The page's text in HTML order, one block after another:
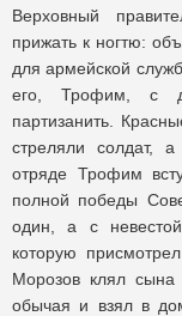
Верховный
прижать к ногтю:
для армейской
его, Трофим, с
партизанить.
стреляли солдат,
отряде Трофим
полной победы
один, а с невестой
которую
Морозов клял сына
обычая и взял в